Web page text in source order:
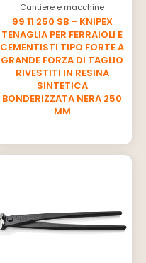
Cantiere e macchine
99 11 250 SB – KNIPEX
TENAGLIA PER FERRAIOLI E
CEMENTISTI TIPO FORTE A
GRANDE FORZA DI TAGLIO
RIVESTITI IN RESINA
SINTETICA
BONDERIZZATA NERA 250
MM